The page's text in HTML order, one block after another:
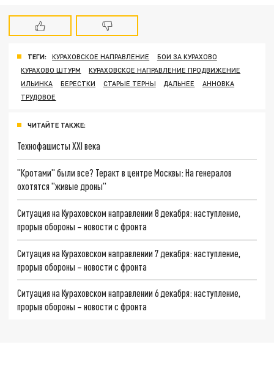
ТЕГИ: КУРАХОВСКОЕ НАПРАВЛЕНИЕ
БОИ ЗА КУРАХОВО
КУРАХОВО ШТУРМ
КУРАХОВСКОЕ НАПРАВЛЕНИЕ ПРОДВИЖЕНИЕ
ИЛЬИНКА
БЕРЕСТКИ СТАРЫЕ ТЕРНЫ ДАЛЬНЕЕ
АННОВКА
ТРУДОВОЕ
ЧИТАЙТЕ ТАКЖЕ:
Технофашисты XXI века
"Кротами" были все? Теракт в центре Москвы: На генералов
охотятся "живые дроны"
Ситуация на Кураховском направлении 8 декабря: наступление,
прорыв обороны – новости с фронта
Ситуация на Кураховском направлении 7 декабря: наступление,
прорыв обороны – новости с фронта
Ситуация на Кураховском направлении 6 декабря: наступление,
прорыв обороны – новости с фронта